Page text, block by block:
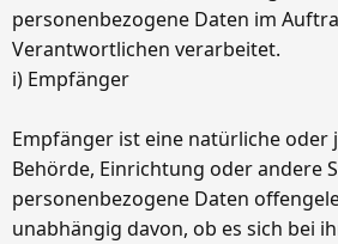
personenbezogene Daten im
Verantwortlichen verarbeitet.
i) Empfänger
Empfänger ist eine natürliche oder
Behörde, Einrichtung oder andere
personenbezogene Daten
unabhängig davon, ob es sich bei